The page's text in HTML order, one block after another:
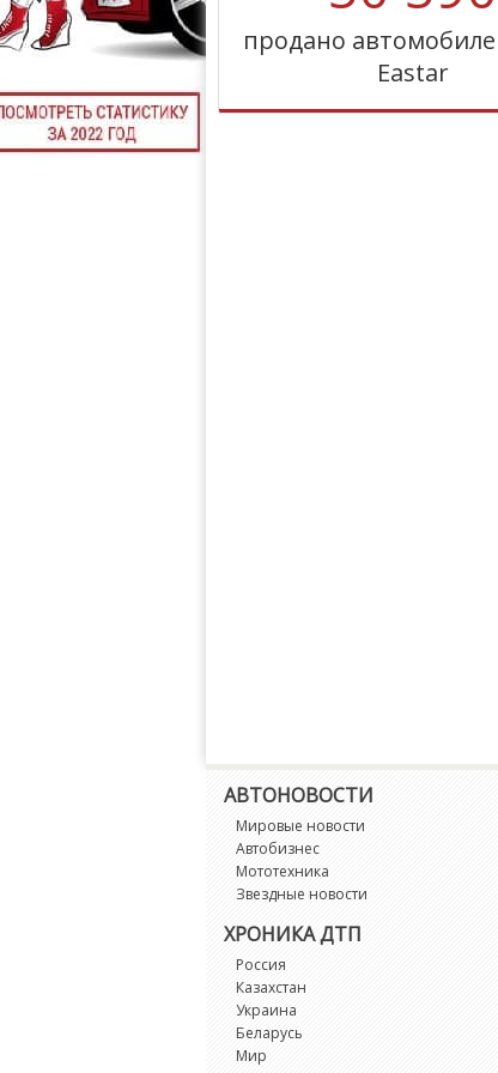
продано
Eastar
АВТОНОВОСТИ
Мировые новости
Автобизнес
Мототехника
Звездные новости
ХРОНИКА ДТП
Россия
Казахстан
Украина
Беларусь
Мир